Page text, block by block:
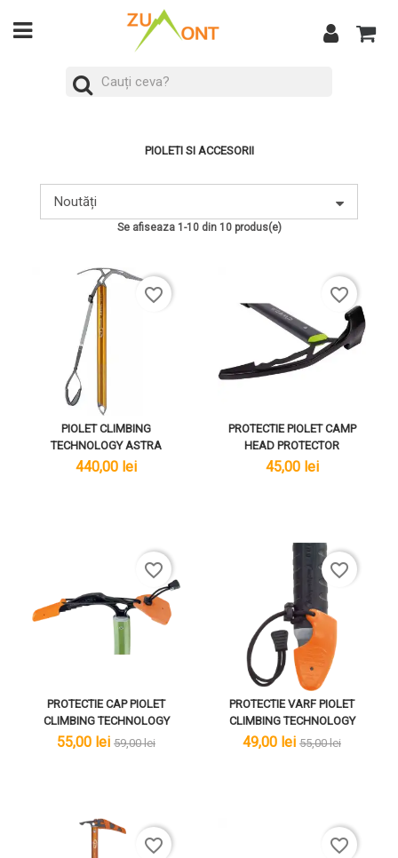
PIOLETI SI ACCESORII
Noutăți
Se afiseaza 1-10 din 10 produs(e)
PIOLET CLIMBING
TECHNOLOGY ASTRA
lei
440,00 lei
favorite_border
PROTECTIE PIOLET CAMP
HEAD PROTECTOR
lei
45,00 lei
favorite_border
PROTECTIE CAP PIOLET
CLIMBING TECHNOLOGY
lei
55,00 lei lei
59,00 lei
favorite_border
PROTECTIE VARF PIOLET
CLIMBING TECHNOLOGY
lei
49,00 lei lei
55,00 lei
favorite_border
favorite_border favorite_border